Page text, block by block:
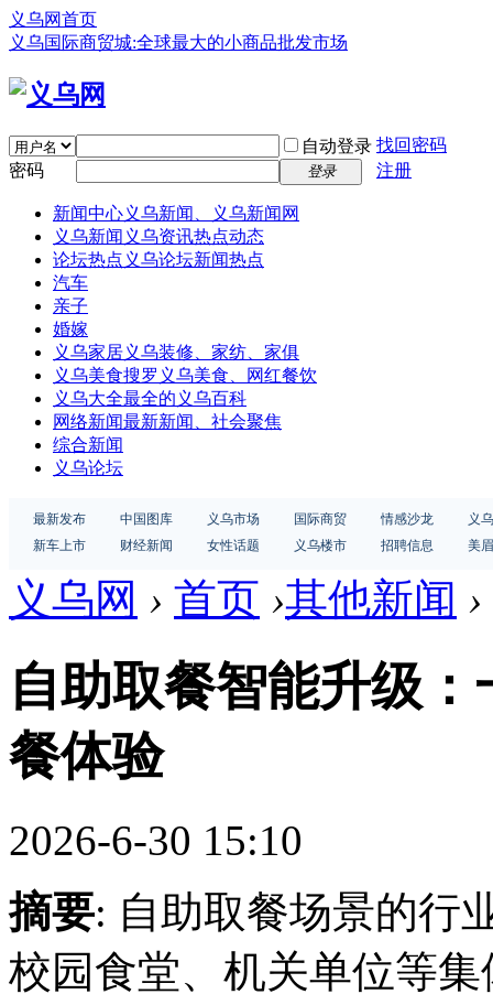
义乌网首页
义乌国际商贸城:全球最大的小商品批发市场
自动登录 找回密码
密码
登录 注册
新闻中心义乌新闻、义乌新闻网
义乌新闻 义乌资讯热点动态
论坛热点 义乌论坛新闻热点
汽车
亲子
婚嫁
义乌家居义乌装修、家纺、家俱
义乌美食搜罗义乌美食、网红餐饮
义乌大全最全的义乌百科
网络新闻最新新闻、社会聚焦
综合新闻
义乌论坛
最新发布 中国图库 义乌市场 国际商贸 情感沙龙
义
新车上市
财经新闻 女性话题 义乌楼市 招聘信息 美
义乌网 › 首页 ›其他新闻 ›
自助取餐智能升级
餐体验
2026-6-30 15:10
摘要: 自助取餐场景的行
校园食堂、机关单位等